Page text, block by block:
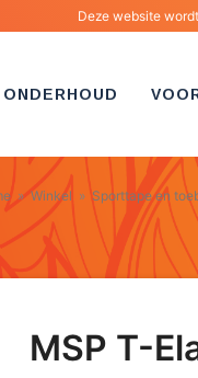
Deze website
ONDERHOUD
» Winkel » Sporttape en
MSP T-